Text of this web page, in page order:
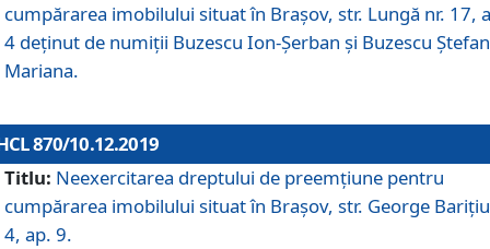
cumpărarea imobilului situat în Braşov, str. Lungă nr. 17,
4 deţinut de numiţii Buzescu Ion-Şerban și Buzescu
Mariana.
870/10.12.2019
Titlu: Neexercitarea dreptului de preemţiune pentru
cumpărarea imobilului situat în Braşov, str. George
4, ap. 9.